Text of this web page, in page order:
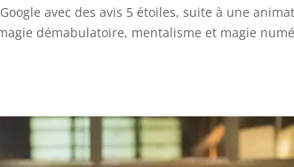
avec des avis 5 étoiles, suite à une
démabulatoire, mentalisme et magie